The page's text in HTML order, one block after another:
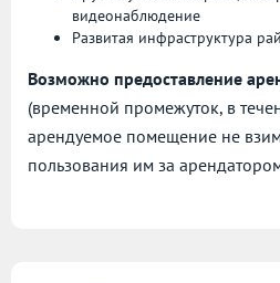
видеонаблюдение
Развитая инфраструктура
Возможно предоставление
(временной промежуток, в
арендуемое помещение не
пользования им за